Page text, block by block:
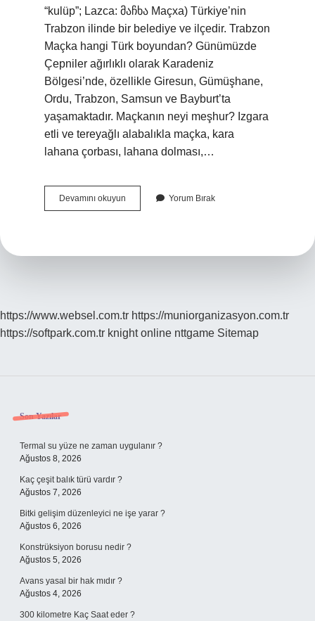
“kulüp”; Lazca: მაჩხა Maçxa) Türkiye’nin
Trabzon ilinde bir belediye ve ilçedir. Trabzon
Maçka hangi Türk boyundan? Günümüzde
Çepniler ağırlıklı olarak Karadeniz
Bölgesi’nde, özellikle Giresun, Gümüşhane,
Ordu, Trabzon, Samsun ve Bayburt’ta
yaşamaktadır. Maçkanın neyi meşhur? Izgara
etli ve tereyağlı alabalıkla maçka, kara
lahana çorbası, lahana dolması,…
Devamını okuyun
Adı
Yorum Bırak
https://www.websel.com.tr https://muniorganizasyon.com.tr
https://softpark.com.tr knight online nttgame Sitemap
Sidebar
Son Yazılar
Termal su yüze ne zaman uygulanır ?
Ağustos 8, 2026
Kaç çeşit balık türü vardır ?
Ağustos 7, 2026
Bitki gelişim düzenleyici ne işe yarar ?
Ağustos 6, 2026
Konstrüksiyon borusu nedir ?
Ağustos 5, 2026
Avans yasal bir hak mıdır ?
Ağustos 4, 2026
300 kilometre Kaç Saat eder ?